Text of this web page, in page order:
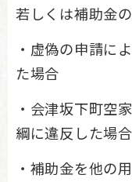
若しくは補助金
・虚偽の申請に
た場合
・会津坂下町空
綱に違反した場合
・補助金を他の